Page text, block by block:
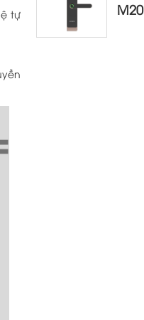
tự
M20